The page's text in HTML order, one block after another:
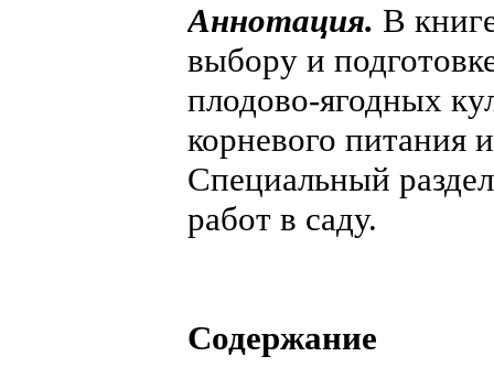
Аннотация. В
выбору и
плодово-ягодных
корневого питания
Специальный
работ в саду.
Содержание